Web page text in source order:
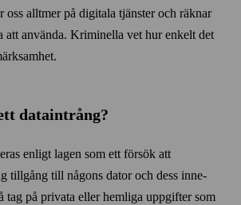
oss alltmer på digitala tjänster och räknar
att använda. Kriminella vet hur enkelt det
data­intrång?
enligt lagen som ett försök att
till­gång till någons dator och dess inne­
tag på privata eller hemliga upp­gifter som